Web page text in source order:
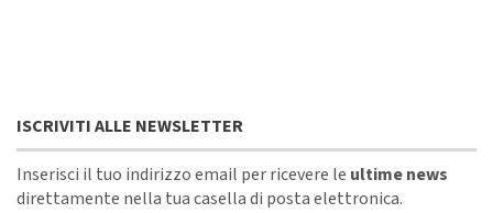
ISCRIVITI ALLE NEWSLETTER
Inserisci il tuo indirizzo email per ricevere le ultime news
direttamente nella tua casella di posta elettronica.